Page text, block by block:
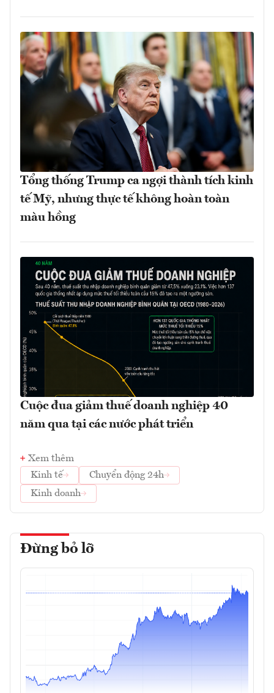
Tổng thống Trump ca ngợi thành tích kinh
tế Mỹ, nhưng thực tế không hoàn toàn
màu hồng
Cuộc đua giảm thuế doanh nghiệp 40
năm qua tại các nước phát triển
Xem thêm
Kinh tế
Chuyển động 24h
Kinh doanh
Đừng bỏ lỡ